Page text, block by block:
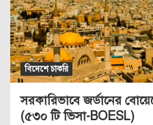
বিদেশে চাকরি
সরকারিভাবে জর্ডানের
(৫৩০ টি ভিসা-BOESL)